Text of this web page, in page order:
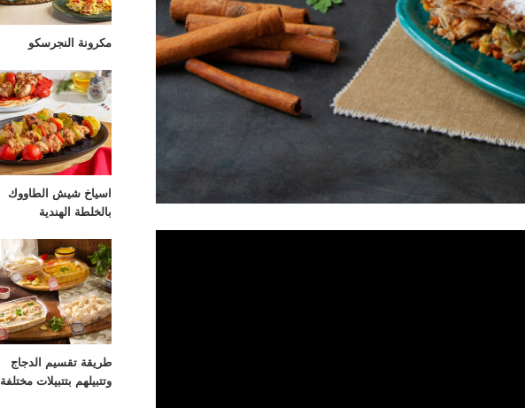
مكرونة النجرسكو
اسياخ شيش الطاووك
بالخلطة الهندية
طريقة تقسيم الدجاج
وتتبيلهم بتتبيلات مختلفة